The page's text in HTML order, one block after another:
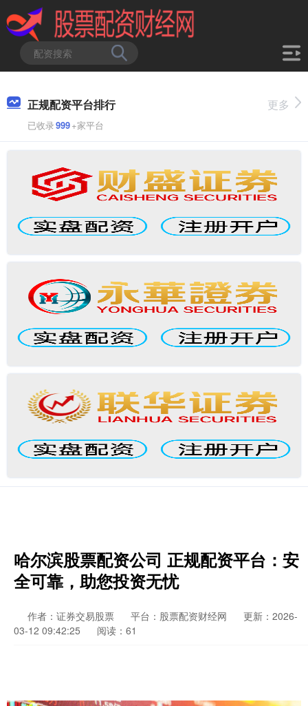
正规配资平台排行
已收录999+家平台
更多
哈尔滨股票配资公司 正规配资平台：安
全可靠，助您投资无忧
作者：证券交易股票 平台：股票配资财经网
更新：2026-
03-12 09:42:25
阅读：61